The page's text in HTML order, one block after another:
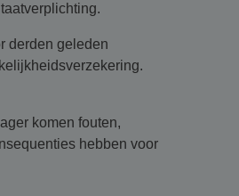
derden geleden
komen fouten,
hebben voor